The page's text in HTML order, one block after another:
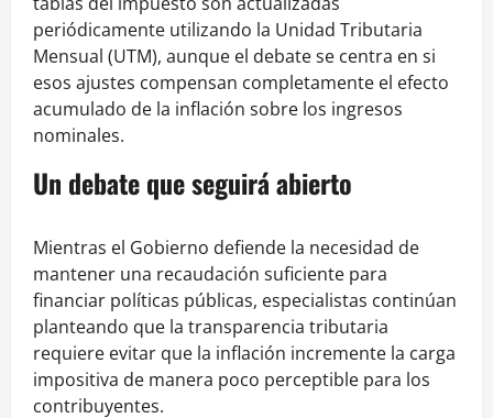
periódicamente utilizando la Unidad Tributaria
Mensual (UTM), aunque el debate se centra en si
esos ajustes compensan completamente el efecto
acumulado de la inflación sobre los ingresos
nominales.
Un debate que seguirá abierto
Mientras el Gobierno defiende la necesidad de
mantener una recaudación suficiente para
financiar políticas públicas, especialistas continúan
planteando que la transparencia tributaria
requiere evitar que la inflación incremente la carga
impositiva de manera poco perceptible para los
contribuyentes.